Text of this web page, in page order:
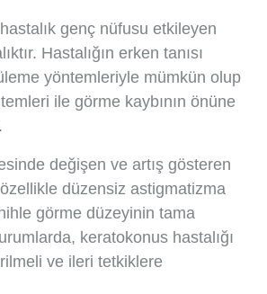
genç nüfusu etkileyen
Hastalığın erken tanısı
yöntemleriyle mümkün olup
ile görme kaybının önüne
değişen ve artış gösteren
düzensiz astigmatizma
görme düzeyinin tama
keratokonus hastalığı
ve ileri tetkiklere